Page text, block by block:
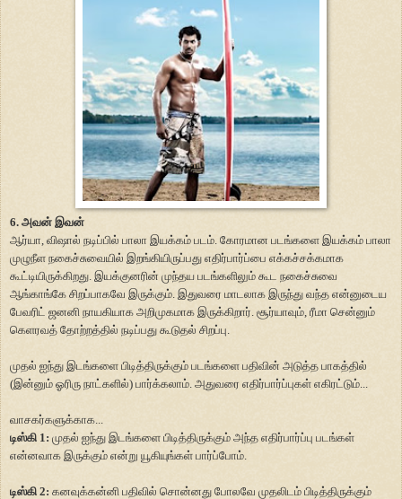
6. அவன் இவன்
ஆர்யா, விஷால் நடிப்பில் பாலா இயக்கம் படம். கோரமான படங்களை இயக்கம் பாலா
முழுநீள நகைச்சுவையில் இறங்கியிருப்பது எதிர்பார்ப்பை எக்கச்சக்கமாக
கூட்டியிருக்கிறது. இயக்குனரின் முந்தய படங்களிலும் கூட நகைச்சுவை
ஆங்காங்கே சிறப்பாகவே இருக்கும். இதுவரை மாடலாக இருந்து வந்த என்னுடைய
பேவரிட் ஜனனி நாயகியாக அறிமுகமாக இருக்கிறார். சூர்யாவும், ரீமா சென்னும்
கெளரவத் தோற்றத்தில் நடிப்பது கூடுதல் சிறப்பு.
முதல் ஐந்து இடங்களை பிடித்திருக்கும் படங்களை பதிவின் அடுத்த பாகத்தில்
(இன்னும் ஓரிரு நாட்களில்) பார்க்கலாம். அதுவரை எதிர்பார்ப்புகள் எகிரட்டும்...
வாசகர்களுக்காக...
டிஸ்கி 1: முதல் ஐந்து இடங்களை பிடித்திருக்கும் அந்த எதிர்பார்ப்பு படங்கள்
என்னவாக இருக்கும் என்று யூகியுங்கள் பார்ப்போம்.
டிஸ்கி 2: கனவுக்கன்னி பதிவில் சொன்னது போலவே முதலிடம் பிடித்திருக்கும்